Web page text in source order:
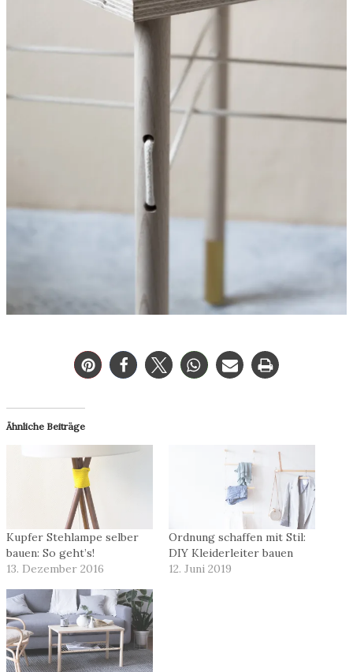
Ähnliche Beiträge
Kupfer Stehlampe selber
bauen: So geht’s!
13. Dezember 2016
Ordnung schaffen mit Stil:
DIY Kleiderleiter bauen
12. Juni 2019